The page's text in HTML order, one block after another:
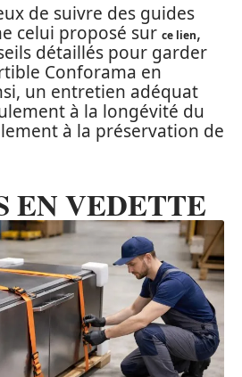
de suivre des guides
celui proposé sur ce lien,
détaillés pour garder
Conforama en
un entretien adéquat
à la longévité du
à la préservation de
EN VEDETTE